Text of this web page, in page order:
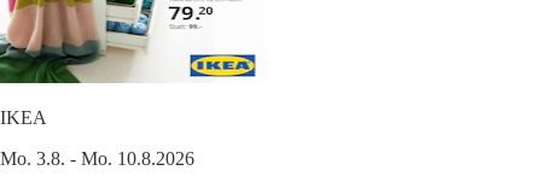
IKEA
Mo. 3.8. - Mo. 10.8.2026